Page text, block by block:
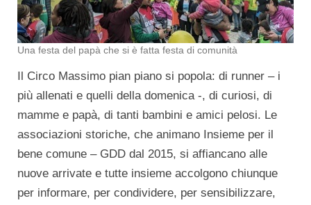
Una festa del papà che si è fatta festa di comunità
Il Circo Massimo pian piano si popola: di runner – i
più allenati e quelli della domenica -, di curiosi, di
mamme e papà, di tanti bambini e amici pelosi. Le
associazioni storiche, che animano Insieme per il
bene comune – GDD dal 2015, si affiancano alle
nuove arrivate e tutte insieme accolgono chiunque
per informare, per condividere, per sensibilizzare,